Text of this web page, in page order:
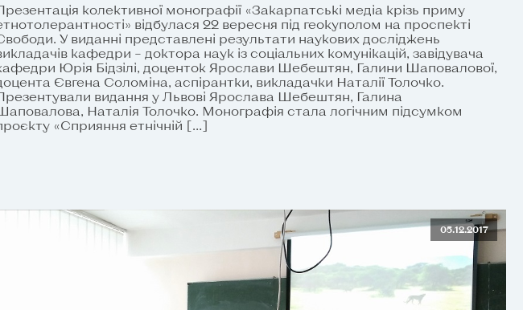
колективної монографії «Закарпатські медіа крізь приму
відбулася 22 вересня під геокуполом на проспекті
У виданні представлені результати наукових досліджень
кафедри – доктора наук із соціальних комунікацій, завідувача
Юрія Бідзілі, доценток Ярослави Шебештян, Галини Шаповалової,
Євгена Соломіна, аспірантки, викладачки Наталії Толочко.
видання у Львові Ярослава Шебештян, Галина
Наталія Толочко. Монографія стала логічним підсумком
«Сприяння етнічній […]
05.12.2017